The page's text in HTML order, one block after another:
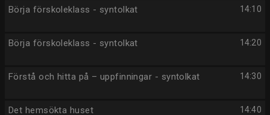
14:10
Börja förskoleklass - syntolkat
14:20
Börja förskoleklass - syntolkat
14:30
Förstå och hitta på – uppfinningar - syntolkat
14:40
Det hemsökta huset